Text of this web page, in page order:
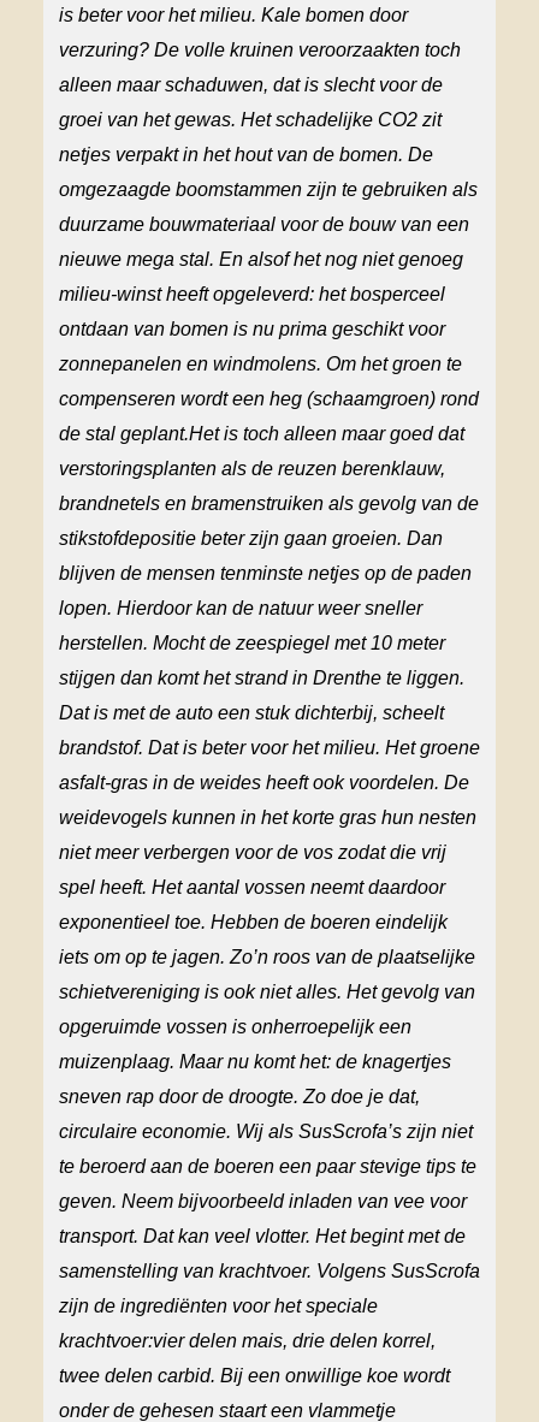
is beter voor het milieu. Kale bomen door
verzuring? De volle kruinen veroorzaakten toch
alleen maar schaduwen, dat is slecht voor de
groei van het gewas. Het schadelijke CO2 zit
netjes verpakt in het hout van de bomen. De
omgezaagde boomstammen zijn te gebruiken als
duurzame bouwmateriaal voorde bouw van een
nieuwe mega stal. En alsof hetnog niet genoeg
milieu-winstheeftopgeleverd: hetbosperceel
ontdaan van bomen is nu prima geschikt voor
zonnepanelen en windmolens. Om het groen te
compenseren wordt een heg (schaamgroen) rond
de stal geplant.Het is toch alleen maar goed dat
verstoringsplanten als de reuzen berenklauw,
brandnetels en bramenstruiken als gevolg van de
stikstofdepositie beterzijn gaan groeien. Dan
blijven de mensen tenminste netjes op de paden
lopen. Hierdoor kan de natuur weer sneller
herstellen. Mocht de zeespiegel met 10 meter
stijgen dan komt het strandin Drenthe te liggen.
Dat is met de auto een stuk dichterbij, scheelt
brandstof. Dat is beter voor het milieu. Het groene
asfalt-gras in de weides heeft ook voordelen. De
weidevogels kunnen in het korte gras hun nesten
niet meer verbergen voor de vos zodat die vrij
spel heeft. Het aantal vossen neemtdaardoor
exponentieel toe. Hebben de boeren eindelijk
iets om op te jagen. Zo’n roos van de plaatselijke
schietvereniging is ook niet alles. Het gevolg van
opgeruimde vossen is onherroepelijkeen
muizenplaag. Maar nu komt het: de knagertjes
sneven rap door de droogte. Zo doe je dat,
circulaire economie. Wij als SusScrofa’s zijn niet
te beroerdaan de boeren een paar stevige tips te
geven. Neem bijvoorbeeld inladen van vee voor
transport. Dat kan veel vlotter. Het begint met de
samenstelling van krachtvoer. Volgens SusScrofa
zijn de ingrediënten voorhet speciale
krachtvoer:vierdelen mais, drie delen korrel,
twee delen carbid. Bij een onwillige koe wordt
onder de gehesen staart een vlammetje